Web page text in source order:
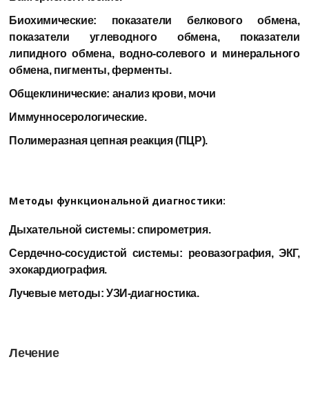
Биохимические: показатели белкового обмена,
показатели углеводного обмена, показатели
липидного обмена, водно-солевого и минерального
обмена, пигменты, ферменты.
Общеклинические: анализ крови, мочи
Иммунносерологические.
Полимеразная цепная реакция (ПЦР).
Методы функциональной диагностики:
Дыхательной системы: спирометрия.
Сердечно-сосудистой системы: реовазография, ЭКГ,
эхокардиография.
Лучевые методы: УЗИ-диагностика.
Лечение